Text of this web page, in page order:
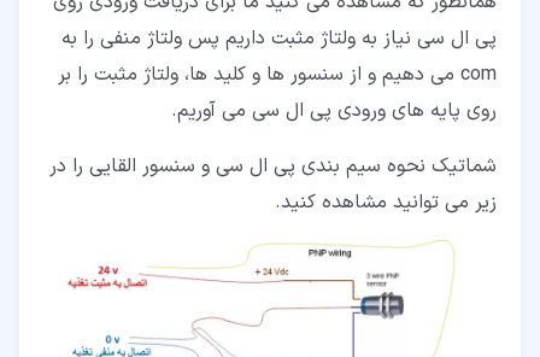
پی ال سی نیاز به ولتاژ مثبت داریم پس ولتاژ منفی را به
com می دهیم و از سنسور ها و کلید ها، ولتاژ مثبت را بر
روی پایه های ورودی پی ال سی می آوریم.
شماتیک نحوه سیم بندی پی ال سی و سنسور القایی را در
زیر می توانید مشاهده کنید.